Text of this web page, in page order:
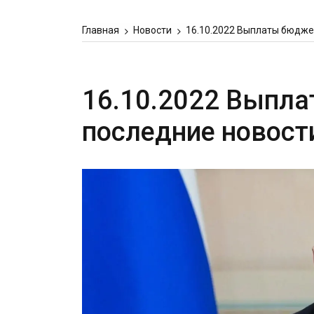
Главная Новости 16.10.2022 Выплаты
16.10.2022
последние